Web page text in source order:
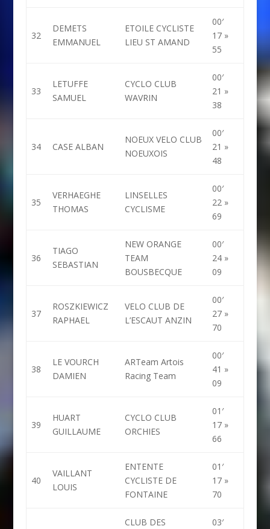
32
DEMETS
EMMANUEL
ETOILE CYCLISTE
LIEU ST AMAND
00′
17 »
55
33
LETUFFE
SAMUEL
CYCLO CLUB
WAVRIN
00′
21 »
38
34 CASE ALBAN
NOEUX VELO CLUB
NOEUXOIS
00′
21 »
48
35
VERHAEGHE
THOMAS
LINSELLES
CYCLISME
00′
22 »
69
36
TIAGO
SEBASTIAN
NEW ORANGE
TEAM
BOUSBECQUE
00′
24 »
09
37
ROSZKIEWICZ
RAPHAEL
VELO CLUB DE
L’ESCAUT ANZIN
00′
27 »
70
38
LE VOURCH
DAMIEN
ARTeam Artois
Racing Team
00′
41 »
09
39
HUART
GUILLAUME
CYCLO CLUB
ORCHIES
01′
17 »
66
40
VAILLANT
LOUIS
ENTENTE
CYCLISTE DE
FONTAINE
01′
17 »
70
CLUB DES
03′